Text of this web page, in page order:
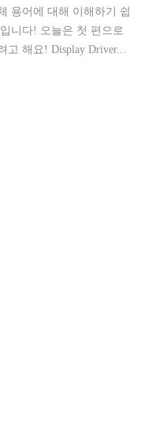
용어에 대해 이해하기 쉽
니다! 오늘은 첫 편으로
고 해요! Display Driver...